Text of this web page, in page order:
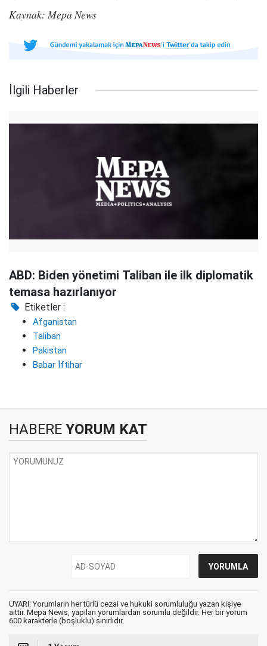
Kaynak: Mepa News
İlgili Haberler
ABD: Biden yönetimi Taliban ile ilk diplomatik
temasa hazırlanıyor
Etiketler :
Afganistan
Taliban
Pakistan
Babar İftihar
HABERE YORUM KAT
UYARI: Yorumların her türlü cezai ve hukuki sorumluluğu yazan kişiye
aittir. Mepa News, yapılan yorumlardan sorumlu değildir. Her bir yorum
600 karakterle (boşluklu) sınırlıdır.